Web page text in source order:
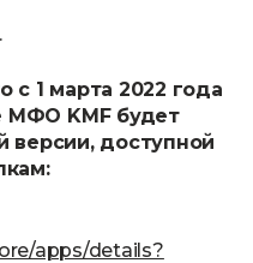
с 1 марта 2022 года
МФО KMF будет
версии, доступной
apps/details?